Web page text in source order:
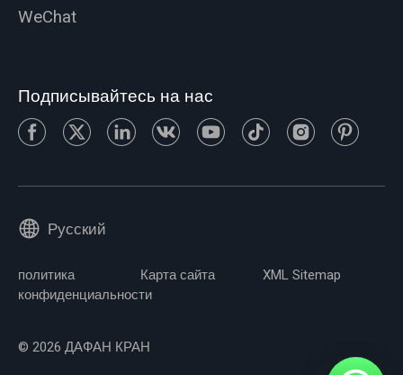
WeChat
Подписывайтесь на нас
Русский
политика
конфиденциальности
Карта сайта XML Sitemap
© 2026 ДАФАН КРАН